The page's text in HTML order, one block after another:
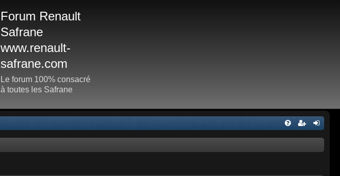
Forum Renault
Safrane
www.renault-
safrane.com
Le forum 100% consacré
à toutes les Safrane